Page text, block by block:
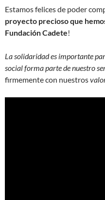
Estamos felices de poder
proyecto precioso que
Fundación Cadete!
La solidaridad es importante
social forma parte de nuestro
firmemente con nuestros